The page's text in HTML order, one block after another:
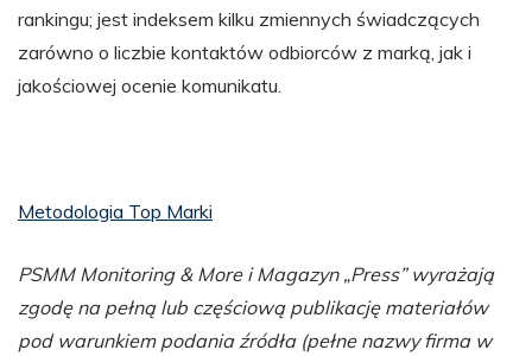
rankingu; jest indeksem kilku zmiennych świadczących
zarówno o liczbie kontaktów odbiorców z marką, jak i
jakościowej ocenie komunikatu.
Metodologia Top Marki
PSMM Monitoring & More i Magazyn „Press” wyrażają
zgodę na pełną lub częściową publikację materiałów
pod warunkiem podania źródła (pełne nazwy firma w